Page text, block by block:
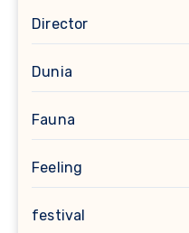
Director
Dunia
Fauna
Feeling
festival